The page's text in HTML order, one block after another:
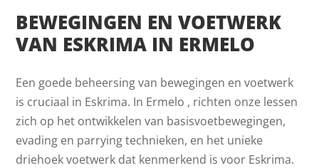
BEWEGINGEN EN VOETWERK
VAN ESKRIMA IN ERMELO
Een goede beheersing van bewegingen en voetwerk
is cruciaal in Eskrima. In Ermelo , richten onze lessen
zich op het ontwikkelen van basisvoetbewegingen,
evading en parrying technieken, en het unieke
driehoek voetwerk dat kenmerkend is voor Eskrima.